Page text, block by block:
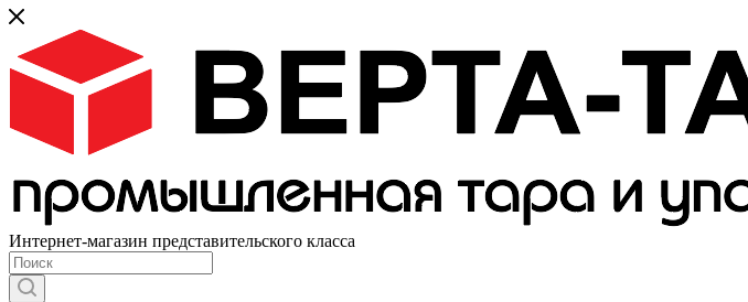
Интернет-магазин представительского класса